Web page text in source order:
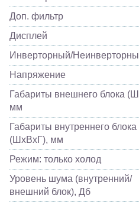
Доп. фильтр
Дисплей
Инверторный/
Напряжение
Габариты внешнего блока
мм
Габариты внутреннего блока
(ШхВхГ), мм
Режим: только холод
Уровень шума (внутренний/
внешний блок), Дб